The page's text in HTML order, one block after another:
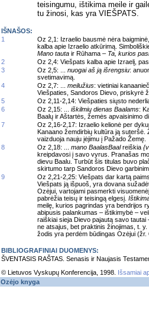
teisingumu, ištikima meile ir
tu žinosi, kas yra VIEŠPATS.
IŠNAŠOS:
1
Oz 2,1: Izraelio bausmė nėra
kalba apie Izraelio atkūrimą.
Mano tauta ir Rūhama – Ta, kurios
2
Oz 2,4: Viešpats kalba apie Izraelį,
3
Oz 2,5: ... nuogai aš ją išrengsiu:
svetimavimą.
4
Oz 2,7: ... meilužius: vietiniai
Viešpaties, Sandoros Dievo, priskyrė
5
Oz 2,11-2,14: Viešpaties siųsto
6
Oz 2,15: ... iškilmių dienas Baalams:
Baalų ir Aštartės, žemės apvaisinimo
7
Oz 2,16-2,17: Izraelio kelionė per
Kanaano žemdirbių kultūra ją
vaizduoja nauju įėjimu į Pažado Žemę.
8
Oz 2,18: ... mano BaalasBaalreiškia
kreipdavosi į savo vyrus. Pranašas
dievu Baalu. Turbūt šis titulas buvo
skirtumo tarp Sandoros Dievo
9
Oz 2,21-2,25: Viešpats dar kartą
Viešpats ją išpuoš, yra dovana
Ozėjui, vartojami pasmerkti
pabrėžia teisų ir teisingą elgesį.
meilę, kurios pagrindas yra bendrijos
abipusis palankumas – ištikimybė –
raiškiai sieja Dievo pajautą savo tautai
ne atsajus, bet praktinis žinojimas, t.
žodis yra perdėm būdingas Ozėjui (žr.
BIBLIOGRAFINIAI DUOMENYS:
ŠVENTASIS RAŠTAS. Senasis ir Naujasis
© Lietuvos Vyskupų Konferencija, 1998.
Išsamiai
Ozėjo knyga